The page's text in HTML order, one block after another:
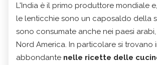
L'India è il primo produttore mondiale
le lenticchie sono un caposaldo della
sono consumate anche nei paesi arabi,
Nord America. In particolare si trovano
abbondante nelle ricette delle